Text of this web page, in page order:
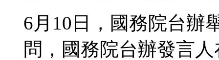
6月10日，國務院台辦
問，國務院台辦發言